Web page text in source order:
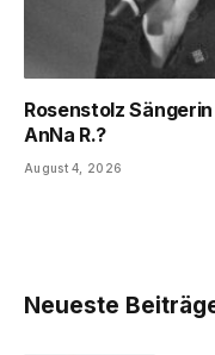
Rosenstolz
AnNa R.?
August 4, 2026
Neueste